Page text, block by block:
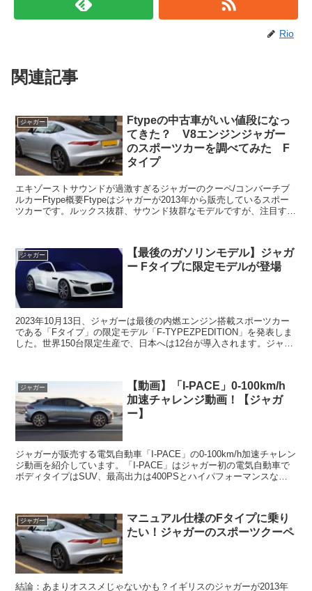
Rio
関連記事
ジャガー
Ftypeの中古車がいい値段になっ
てきた？ V8エンジンジャガー
のスポーツカーを調べてみた F
タイプ
エキゾーストサウンドが過激すぎるジャガーのクーペ/コンバーチブ
ルカーFtype概要Ftypeはジャガーが2013年から販売しているスポー
ツカーです。ルックス抜群、サウンド抜群なモデルですが、注目すべ
ジャガー
【最後のガソリンモデル】ジャガ
ー Fタイプに限定モデルが登場
2023年10月13日、ジャガーは最後の内燃エンジン搭載スポーツカー
である「Fタイプ」の限定モデル「F-TYPEZPEDITION」を発表しま
した。世界150台限定生産で、日本へは12台が導入されます。ジャガ
ジャガー
【動画】「I-PACE」0-100km/h
加速チャレンジ動画！【ジャガ
ー】
ジャガーが販売する電気自動車「I-PACE」の0-100km/h加速チャレン
ジ動画を紹介しています。「I-PACE」はジャガー初の電気自動車で
ボディタイプはSUV、最高出力は400PSとハイパフォーマンスなモ
ジャガー
マニュアル仕様のFタイプに乗り
たい！ジャガーのスポーツクーペ
結論：あまりオススメじゃないかも？イギリスのジャガーが2013年